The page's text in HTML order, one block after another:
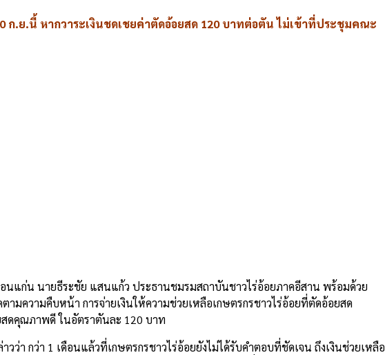
ก.ย.นี้ หากวาระเงินชดเชยค่าตัดอ้อยสด 120 บาทต่อตัน ไม่เข้าที่ประชุมคณะ
นแก่น นายธีระชัย แสนแก้ว ประธานชมรมสถาบันชาวไร่อ้อยภาคอีสาน พร้อมด้วย
มความคืบหน้า การจ่ายเงินให้ความช่วยเหลือเกษตรกรชาวไร่อ้อยที่ตัดอ้อยสด
ดคุณภาพดี ในอัตราตันละ 120 บาท
า กว่า 1 เดือนแล้วที่เกษตรกรชาวไร่อ้อยยังไม่ได้รับคำตอบที่ชัดเจน ถึงเงินช่วยเหลือ